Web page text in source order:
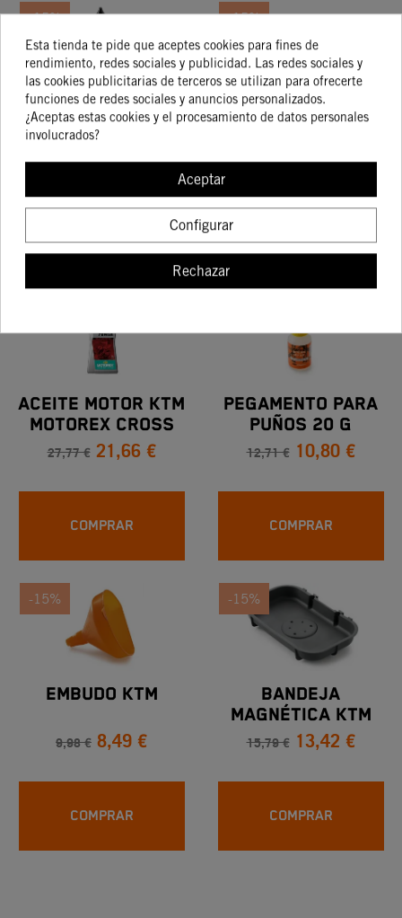
-15%
ACEITE PARA
BOMBA EMBRAGUE
12,71 € 10,80 €
-15%
KIT FILTRO
ADVENTURE/SUPER
DUKE (16-20)
67,40 € 57,29 €
ACEITE MOTOR KTM
MOTOREX CROSS
POWER 4 T 10W60 -
27,77 € 21,66 €
COMPRAR
PEGAMENTO PARA
PUÑOS 20 G
12,71 € 10,80 €
COMPRAR
-15%
EMBUDO KTM
9,98 € 8,49 €
COMPRAR
-15%
BANDEJA
MAGNÉTICA KTM
15,79 € 13,42 €
COMPRAR
Esta tienda te pide que aceptes cookies para fines de
rendimiento, redes sociales y publicidad. Las redes sociales y
las cookies publicitarias de terceros se utilizan para ofrecerte
funciones de redes sociales y anuncios personalizados.
¿Aceptas estas cookies y el procesamiento de datos personales
involucrados?
Aceptar
Configurar
Rechazar